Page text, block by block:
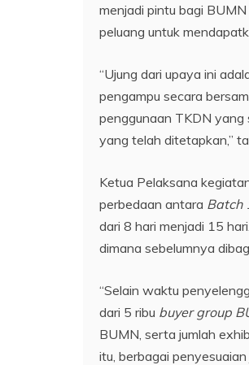
menjadi pintu bagi
peluang untuk
“Ujung dari upaya ini
pengampu secara
penggunaan TKDN
yang telah ditetapkan,”
Ketua Pelaksana
perbedaan antara Batch
dari 8 hari menjadi 15
dimana sebelumnya
“Selain waktu
dari 5 ribu buyer group
BUMN, serta jumlah
itu, berbagai